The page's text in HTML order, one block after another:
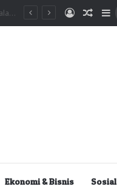
Masuk
Ekonomi & Bisnis